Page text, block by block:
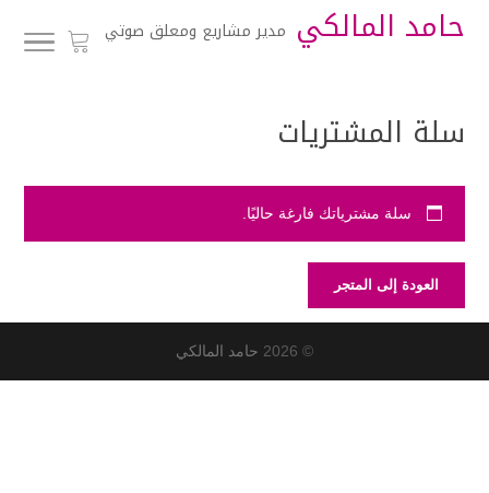
حامد المالكي مدير مشاريع ومعلق صوتي
سلة المشتريات
سلة مشترياتك فارغة حاليًا.
العودة إلى المتجر
© 2026 حامد المالكي